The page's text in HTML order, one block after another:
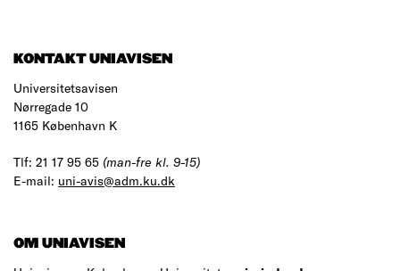
KONTAKT UNIAVISEN
Universitetsavisen
Nørregade 10
1165 København K
Tlf: 21 17 95 65 (man-fre kl. 9-15)
E-mail: uni-avis@adm.ku.dk
OM UNIAVISEN